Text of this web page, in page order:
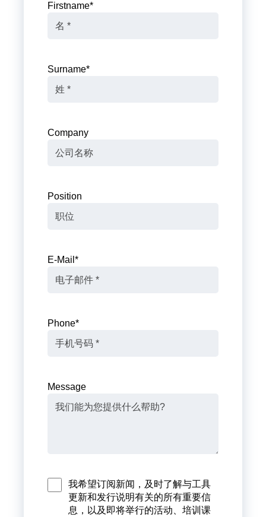
Firstname*
Surname*
Company
Position
E-Mail *
Phone*
Message
我希望订阅新闻，及时了解与工具
更新和发行说明有关的所有重要信
息，以及即将举行的活动、培训课